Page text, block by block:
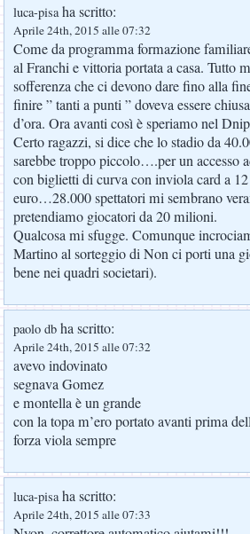
luca-pisaha scritto:
Aprile 24th, 2015 alle 07:32
Come da programma formazione
al Franchi e vittoria portata a casa. Tutto
sofferenza che ci devono dare fino alla
finire ” tanti a punti ” doveva essere
d’ora. Ora avanti così è speriamo nel
Certo ragazzi, si dice che lo stadio da
sarebbe troppo piccolo….per un accesso
con biglietti di curva con inviola card a
euro…28.000 spettatori mi sembrano
pretendiamo giocatori da 20 milioni.
Qualcosa mi sfugge. Comunque
Martino al sorteggio di Non ci porti una
bene nei quadri societari).
paolo db ha scritto:
Aprile 24th, 2015 alle 07:32
avevo indovinato
segnava Gomez
e montella è un grande
con la topa m’ero portato avanti prima
forza viola sempre
luca-pisaha scritto:
Aprile 24th, 2015 alle 07:33